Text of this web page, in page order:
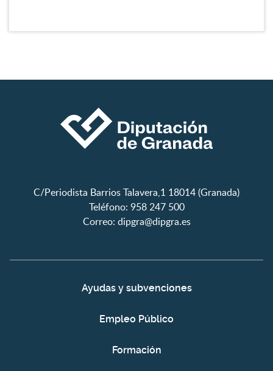
C/Periodista Barrios Talavera,1 18014 (Granada)
Teléfono: 958 247 500
Correo: dipgra@dipgra.es
Ayudas y subvenciones
Empleo Público
Formación